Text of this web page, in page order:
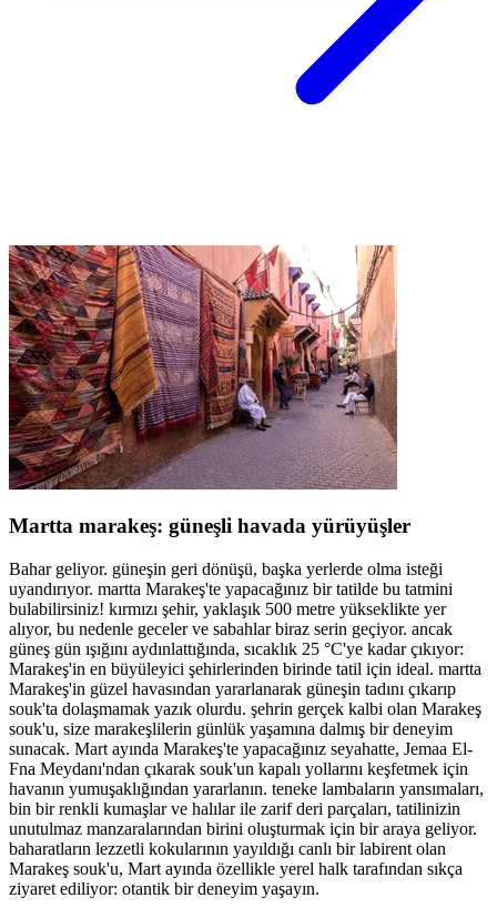
Martta marakeş: güneşli havada yürüyüşler
Bahar geliyor. güneşin geri dönüşü, başka yerlerde olma isteği
uyandırıyor. martta Marakeş'te yapacağınız bir tatilde bu tatmini
bulabilirsiniz! kırmızı şehir, yaklaşık 500 metre yükseklikte yer
alıyor, bu nedenle geceler ve sabahlar biraz serin geçiyor. ancak
güneş gün ışığını aydınlattığında, sıcaklık 25 °C'ye kadar çıkıyor:
Marakeş'in en büyüleyici şehirlerinden birinde tatil için ideal. martta
Marakeş'in güzel havasından yararlanarak güneşin tadını çıkarıp
souk'ta dolaşmamak yazık olurdu. şehrin gerçek kalbi olan Marakeş
souk'u, size marakeşlilerin günlük yaşamına dalmış bir deneyim
sunacak. Mart ayında Marakeş'te yapacağınız seyahatte, Jemaa El-
Fna Meydanı'ndan çıkarak souk'un kapalı yollarını keşfetmek için
havanın yumuşaklığından yararlanın. teneke lambaların yansımaları,
bin bir renkli kumaşlar ve halılar ile zarif deri parçaları, tatilinizin
unutulmaz manzaralarından birini oluşturmak için bir araya geliyor.
baharatların lezzetli kokularının yayıldığı canlı bir labirent olan
Marakeş souk'u, Mart ayında özellikle yerel halk tarafından sıkça
ziyaret ediliyor: otantik bir deneyim yaşayın.